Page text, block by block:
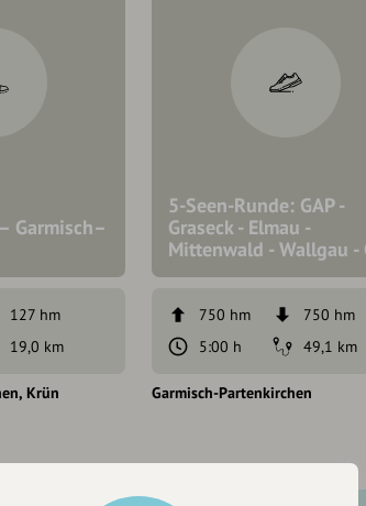
Garmisch–
127 hm
19,0 km
Krün
5-Seen-Runde: GAP -
Graseck - Elmau -
Mittenwald - Wallgau -
750 hm
750 hm
5:00 h
49,1 km
Garmisch-Partenkirchen